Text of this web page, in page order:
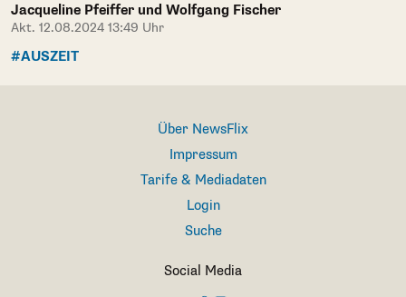
Jacqueline Pfeiffer und Wolfgang Fischer
Akt. 12.08.2024 13:49 Uhr
#AUSZEIT
Über NewsFlix
Impressum
Tarife & Mediadaten
Login
Suche
Social Media